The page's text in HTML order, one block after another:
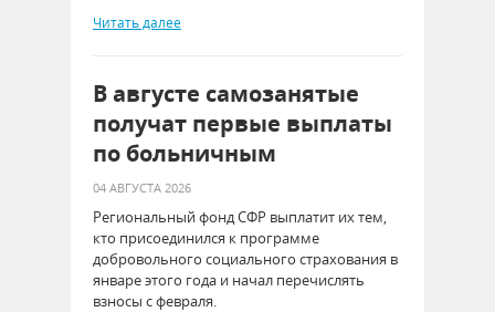
Читать далее
В августе самозанятые
получат первые выплаты
по больничным
04 АВГУСТА 2026
Региональный фонд СФР выплатит их тем,
кто присоединился к программе
добровольного социального страхования в
январе этого года и начал перечислять
взносы с февраля.